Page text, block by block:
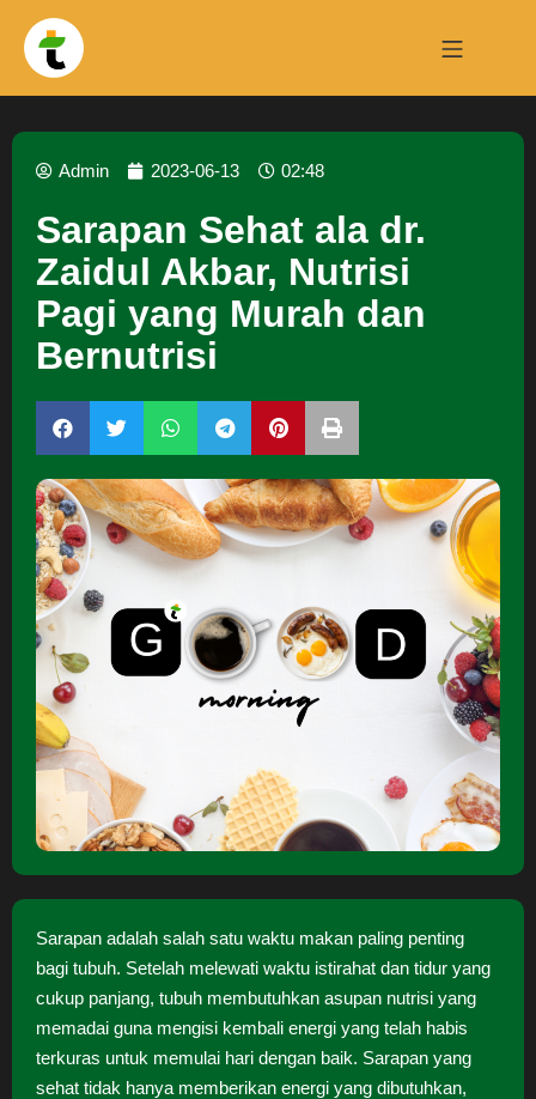
Admin 2023-06-13 02:48
Sarapan Sehat ala dr.
Zaidul Akbar, Nutrisi
Pagi yang Murah dan
Bernutrisi
Sarapan adalah salah satu waktu makan paling penting
bagi tubuh. Setelah melewati waktu istirahat dan tidur yang
cukup panjang, tubuh membutuhkan asupan nutrisi yang
memadai guna mengisi kembali energi yang telah habis
terkuras untuk memulai hari dengan baik. Sarapan yang
sehat tidak hanya memberikan energi yang dibutuhkan,